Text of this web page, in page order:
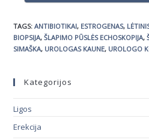
TAGS:ANTIBIOTIKAI, ESTROGENAS,
BIOPSIJA, ŠLAPIMO PŪSLĖS ECHOSKOPIJA,
SIMAŠKA, UROLOGAS KAUNE, UROLOGO
Kategorijos
Ligos
Erekcija